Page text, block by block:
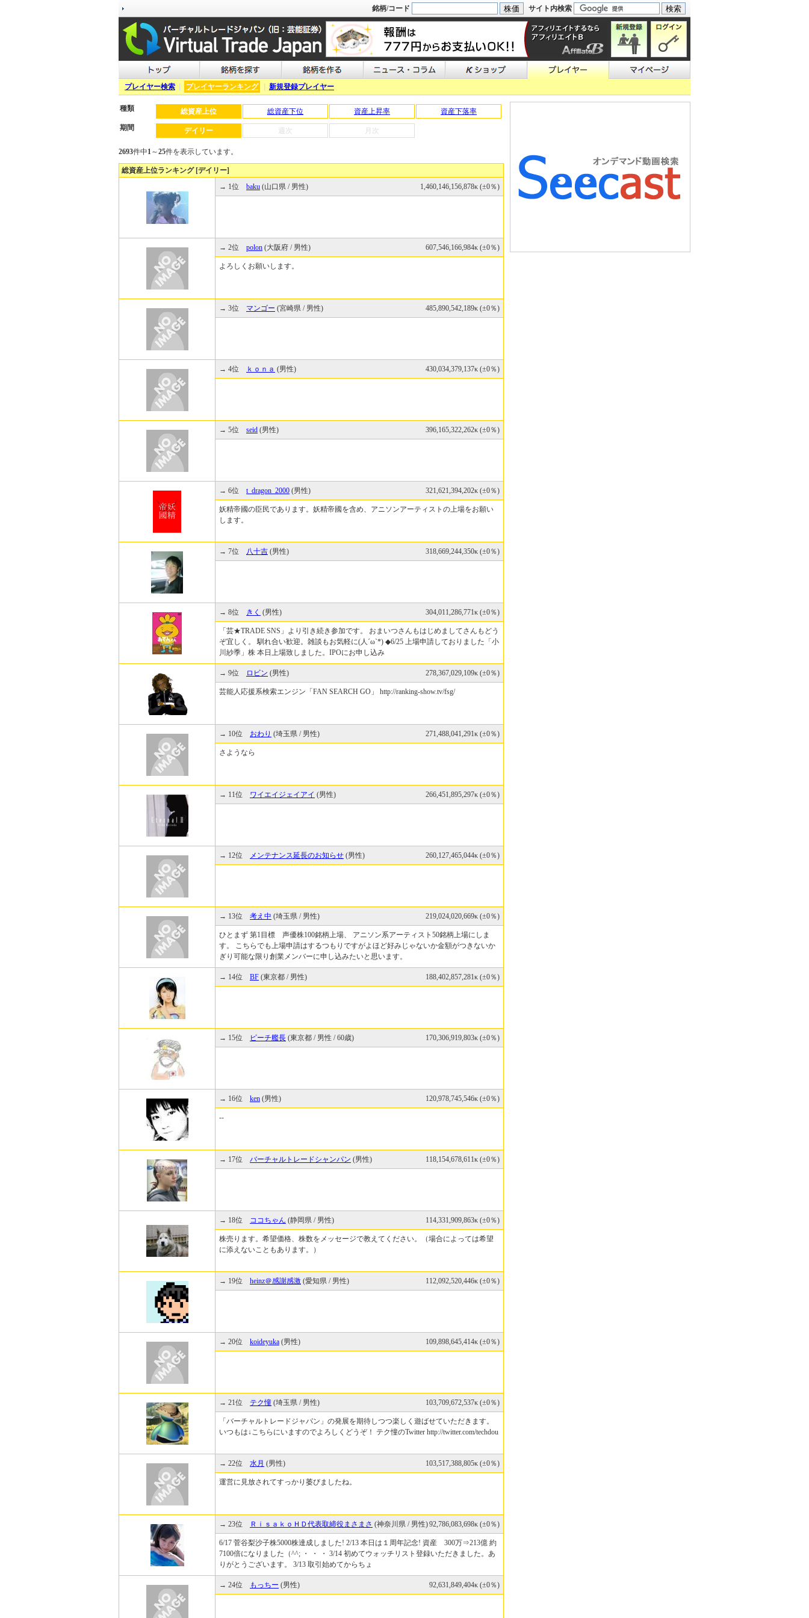
銘柄/コード サイト内検索
プレイヤー検索 プレイヤーランキング 新規登録プレイヤー
種類 総資産上位 総資産下位 資産上昇率
資産下落率
期間
デイリー 週次 月次
2693件中1～25件を表示しています。
総資産上位ランキング [デイリー]
→ 1位 baku (山口県 / 男性) 1,460,146,156,878κ (±0％)
→ 2位 polon (大阪府 / 男性) 607,546,166,984κ (±0％)
よろしくお願いします。
→ 3位 マンゴー (宮崎県 / 男性) 485,890,542,189κ (±0％)
→ 4位 ｋｏｎａ (男性) 430,034,379,137κ (±0％)
→ 5位 seid (男性) 396,165,322,262κ (±0％)
→ 6位 t_dragon_2000 (男性) 321,621,394,202κ (±0％)
妖精帝國の臣民であります。妖精帝國を含め、アニソンアーティストの上場をお願い
します。
→ 7位 八十吉 (男性) 318,669,244,350κ (±0％)
→ 8位 きく (男性) 304,011,286,771κ (±0％)
「芸★TRADE SNS」より引き続き参加です。 おまいつさんもはじめましてさんもどう
ぞ宜しく。 馴れ合い歓迎。雑談もお気軽に(人´ω`*) ◆6/25 上場申請しておりました「小
川紗季」株 本日上場致しました。IPOにお申し込み
→ 9位 ロビン (男性) 278,367,029,109κ (±0％)
芸能人応援系検索エンジン「FAN SEARCH GO」 http://ranking-show.tv/fsg/
→ 10位 おわり (埼玉県 / 男性) 271,488,041,291κ (±0％)
さようなら
→ 11位 ワイエイジェイアイ (男性) 266,451,895,297κ (±0％)
→ 12位 メンテナンス延長のお知らせ (男性) 260,127,465,044κ (±0％)
→ 13位 考え中 (埼玉県 / 男性) 219,024,020,669κ (±0％)
ひとまず 第1目標 声優株100銘柄上場、 アニソン系アーティスト50銘柄上場にしま
す。 こちらでも上場申請はするつもりですがよほど好みじゃないか金額がつきないか
ぎり可能な限り創業メンバーに申し込みたいと思います。
→ 14位 BF (東京都 / 男性) 188,402,857,281κ (±0％)
→ 15位 ピーチ艦長 (東京都 / 男性 / 60歳) 170,306,919,803κ (±0％)
→ 16位 ken (男性) 120,978,745,546κ (±0％)
--
→ 17位 バーチャルトレードシャンパン (男性) 118,154,678,611κ (±0％)
→ 18位 ココちゃん (静岡県 / 男性) 114,331,909,863κ (±0％)
株売ります。希望価格、株数をメッセージで教えてください。（場合によっては希望
に添えないこともあります。）
→ 19位 heinz＠感謝感激 (愛知県 / 男性) 112,092,520,446κ (±0％)
→ 20位 koideyuka (男性) 109,898,645,414κ (±0％)
→ 21位 テク憧 (埼玉県 / 男性) 103,709,672,537κ (±0％)
「バーチャルトレードジャパン」の発展を期待しつつ楽しく遊ばせていただきます。
いつもは↓こちらにいますのでよろしくどうぞ！ テク憧のTwitter http://twitter.com/techdou
→ 22位 水月 (男性) 103,517,388,805κ (±0％)
運営に見放されてすっかり萎びましたね。
→ 23位 ＲｉｓａｋｏＨＤ代表取締役まさまさ (神奈川県 / 男性)92,786,083,698κ (±0％)
6/17 菅谷梨沙子株5000株達成しました! 2/13 本日は１周年記念! 資産 300万⇒213億 約
7100倍になりました（^^; ・ ・ ・ 3/14 初めてウォッチリスト登録いただきました。あ
りがとうございます。 3/13 取引始めてからちょ
→ 24位 もっちー (男性) 92,631,849,404κ (±0％)